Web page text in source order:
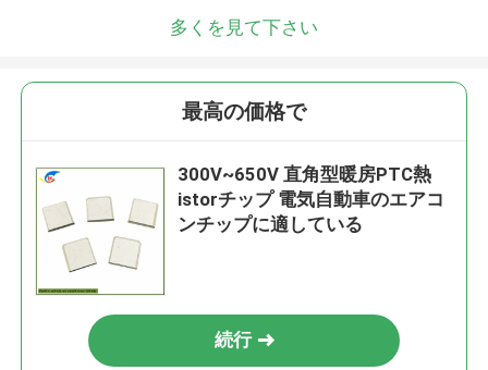
多くを見て下さい
最高の価格で
300V~650V 直角型暖房PTC熱
istorチップ 電気自動車のエアコ
ンチップに適している
続行